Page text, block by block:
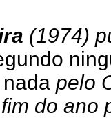
(1974)
pelo
do ano